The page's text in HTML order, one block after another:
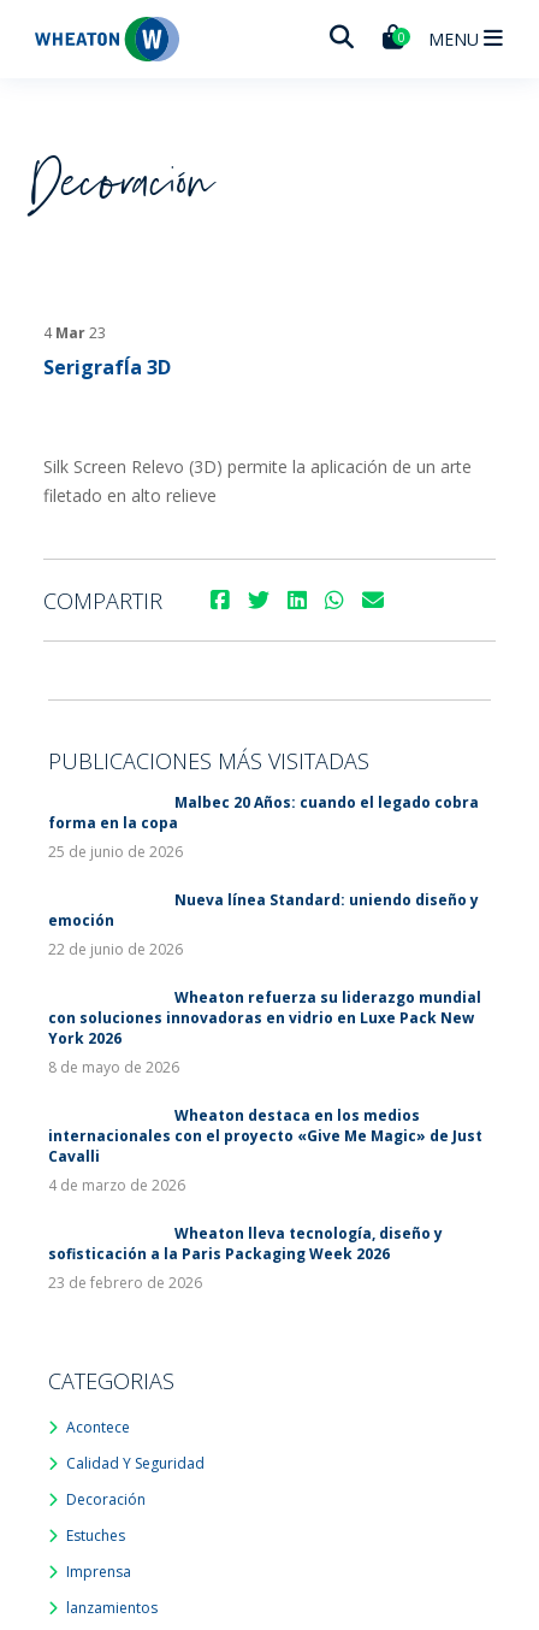
Wheaton 0 MENU
Decoración
4Mar23
SerigrafÍa 3D
Silk Screen Relevo (3D) permite la aplicación de un arte
filetado en alto relieve
COMPARTIR
PUBLICACIONES MÁS VISITADAS
Malbec 20 Años: cuando el legado cobra
forma en la copa
25 de junio de 2026
Nueva línea Standard: uniendo diseño y
emoción
22 de junio de 2026
Wheaton refuerza su liderazgo mundial
con soluciones innovadoras en vidrio en Luxe Pack New
York 2026
8 de mayo de 2026
Wheaton destaca en los medios
internacionales con el proyecto «Give Me Magic» de Just
Cavalli
4 de marzo de 2026
Wheaton lleva tecnología, diseño y
sofisticación a la Paris Packaging Week 2026
23 de febrero de 2026
CATEGORIAS
Acontece
Calidad Y Seguridad
Decoración
Estuches
Imprensa
lanzamientos